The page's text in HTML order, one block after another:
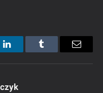
LinkedInTumblr Email